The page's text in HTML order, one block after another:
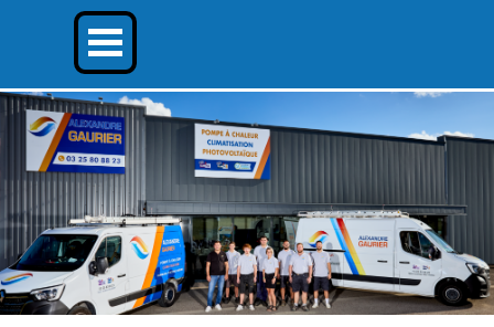
Aller au contenu
Sauter le menu